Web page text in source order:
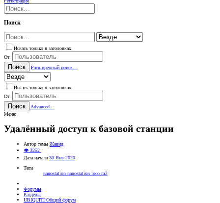
Поиск
Искать только в заголовках
От:
Поиск Расширенный поиск…
Искать только в заголовках
От:
Поиск
Advanced…
Меню
Удалённый доступ к базовой станции
Автор темы Жавид
👁 3252
Дата начала 30 Янв 2020
Теги
nanostation nanostation loco m2
Форумы
Разделы
UBIQUITI Общий форум